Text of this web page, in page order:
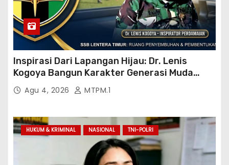
Inspirasi Dari Lapangan Hijau: Dr. Lenis
Kogoya Bangun Karakter Generasi Muda
PapuaAgu 4, 2026 MTPM.1
HUKUM & KRIMINAL NASIONAL TNI-POLRI